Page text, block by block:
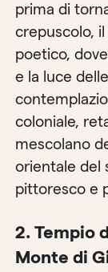
prima di
crepuscolo,
poetico,
e la luce
coloniale,
mescolano
orientale del
pittoresco e
2. Tempio
Monte di